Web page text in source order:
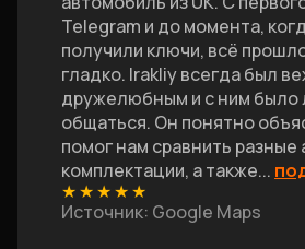
Telegram и до момента,
получили ключи, всё
гладко. Irakliy всегда был
дружелюбным и с ним было
общаться. Он понятно
помог нам сравнить разные
комплектации, а также...
★★★★★
Источник: Google Maps